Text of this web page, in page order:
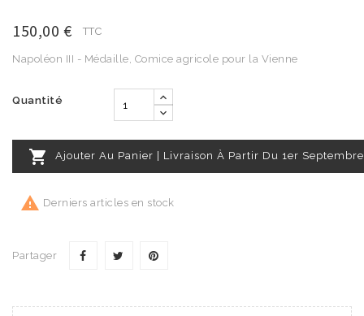
150,00 € TTC
Napoléon III - Médaille, Comice agricole pour la Vienne
Quantité
 Ajouter Au Panier | Livraison À Partir Du 1er Septembre
 Derniers articles en stock
Partager